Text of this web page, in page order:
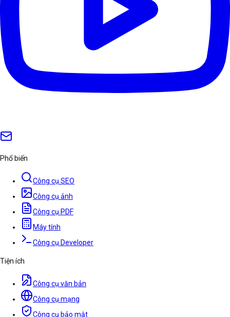
Phổ biến
Công cụ SEO
Công cụ ảnh
Công cụ PDF
Máy tính
Công cụ Developer
Tiện ích
Công cụ văn bản
Công cụ mạng
Công cụ bảo mật